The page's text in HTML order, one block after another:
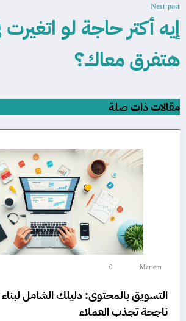
Next post
إيه أكتر حاجة لو
هتفرق معاك؟
مقالات ذات صلة
Mariem
0
التسويق بالمحتوى: دليلك الشامل لبناء
ناجحة تجذب العملاء